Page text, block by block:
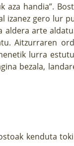
aza handia”.
izanez gero lur
aldera arte
Aitzurraren
lurra
bezala,
kenduta